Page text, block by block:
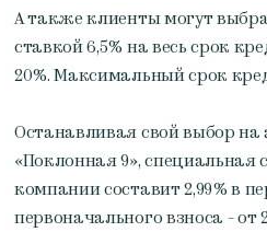
А также клиенты могут
ставкой 6,5% на весь срок
20%. Максимальный срок
Останавливая свой выбор на
«Поклонная 9»,
компании составит 2,99% в
первоначального взноса - от